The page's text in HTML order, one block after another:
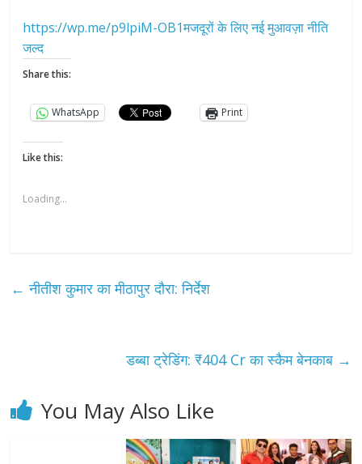
https://wp.me/p9lpiM-OB1मजदूरों के लिए नई मुआवज़ा नीति
जल्द
Share this:
WhatsApp Print
Like this:
Loading...
← नीतीश कुमार का मीठापुर दौरा: निर्देश
डब्बा ट्रेडिंग: ₹404 Cr का स्कैम बेनकाब →
You May Also Like